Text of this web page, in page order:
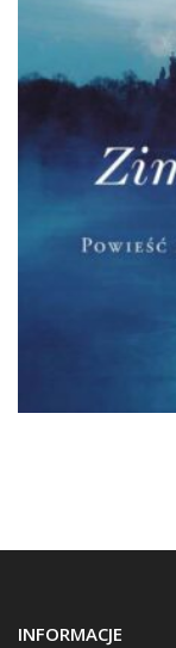
INFORMACJE